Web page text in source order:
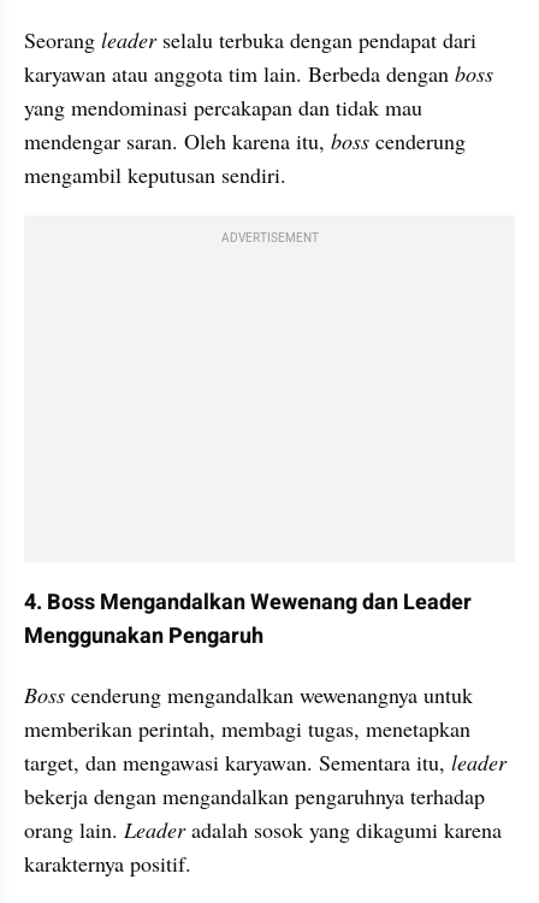
Seorang leader selalu terbuka dengan pendapat dari
karyawan atau anggota tim lain. Berbeda dengan
yang mendominasi percakapan dan tidak mau
mendengar saran. Oleh karena itu, boss cenderung
mengambil keputusan sendiri.
ADVERTISEMENT
4. Boss Mengandalkan Wewenang dan Leader
Menggunakan Pengaruh
Boss cenderung mengandalkan wewenangnya untuk
memberikan perintah, membagi tugas, menetapkan
target, dan mengawasi karyawan. Sementara itu,
leader
bekerja dengan mengandalkan pengaruhnya terhadap
orang lain. Leader adalah sosok yang dikagumi karena
karakternya positif.